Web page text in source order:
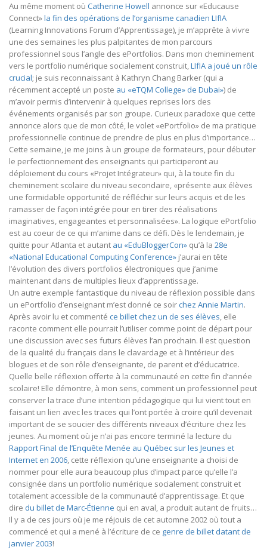
Au même moment où Catherine Howell annonce sur «Educause
Connect»la fin des opérations de l’organisme canadien LIfIA
(Learning Innovations Forum d’Apprentissage), je m’apprête à vivre
une des semaines les plus palpitantes de mon parcours
professionnel sous l’angle des ePortfolios. Dans mon cheminement
vers le portfolio numérique socialement construit,LIfIA a joué un rôle
crucial; je suis reconnaissant à Kathryn Chang Barker (qui a
récemment accepté un poste au «e­TQM College» de Dubai») de
m’avoir permis d’intervenir à quelques reprises lors des
événements organisés par son groupe. Curieux paradoxe que cette
annonce alors que de mon côté, le volet «ePortfolio» de ma pratique
professionnelle continue de prendre de plus en plus d’importance…
Cette semaine, je me joins à un groupe de formateurs, pour débuter
le perfectionnement des enseignants qui participeront au
déploiement du cours «Projet Intégrateur» qui, à la toute fin du
cheminement scolaire du niveau secondaire, «présente aux élèves
une formidable opportunité de réfléchir sur leurs acquis et de les
ramasser de façon intégrée pour en tirer des réalisations
imaginatives, engageantes et personnalisées». La logique ePortfolio
est au coeur de ce qui m’anime dans ce défi. Dès le lendemain, je
quitte pour Atlanta et autant au «EduBloggerCon» qu’à la 28e
«National Educational Computing Conference» j’aurai en tête
l’évolution des divers portfolios électroniques que j’anime
maintenant dans de multiples lieux d’apprentissage.
Un autre exemple fantastique du niveau de réflexion possible dans
un ePortfolio d’enseignant m’est donné ce soirchez Annie Martin.
Après avoir lu et commenté ce billet chez un de ses élèves, elle
raconte comment elle pourrait l’utiliser comme point de départ pour
une discussion avec ses futurs élèves l’an prochain. Il est question
de la qualité du français dans le clavardage et à l’intérieur des
blogues et de son rôle d’enseignante, de parent et d’éducatrice.
Quelle belle réflexion offerte à la communauté en cette fin d’année
scolaire! Elle démontre, à mon sens, comment un professionnel peut
conserver la trace d’une intention pédagogique qui lui vient tout en
faisant un lien avec les traces qui l’ont portée à croire qu’il devenait
important de se soucier des différents niveaux d’écriture chez les
jeunes. Au moment où je n’ai pas encore terminé la lecture du
Rapport Final de l’Enquête Menée au Québec sur les Jeunes et
Internet en 2006, cette réflexion qu’une enseignante a choisi de
nommer pour elle aura beaucoup plus d’impact parce qu’elle l’a
consignée dans un portfolio numérique socialement construit et
totalement accessible de la communauté d’apprentissage. Et que
dire du billet de Marc-Étienne qui en aval, a produit autant de fruits…
Il y a de ces jours où je me réjouis de cet automne 2002 où tout a
commencé et qui a mené à l’écriture de ce genre de billet datant de
janvier 2003!